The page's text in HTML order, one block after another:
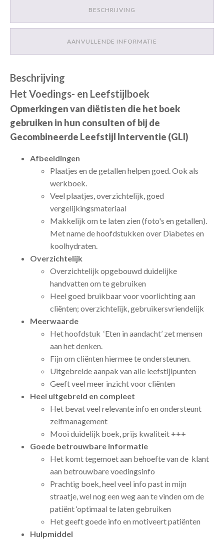
BESCHRIJVING
AANVULLENDE INFORMATIE
Beschrijving
Het Voedings- en Leefstijlboek
Opmerkingen van diëtisten die het boek
gebruiken in hun consulten of bij de
Gecombineerde Leefstijl Interventie (GLI)
Afbeeldingen
Plaatjes en de getallen helpen goed. Ook als
werkboek.
Veel plaatjes, overzichtelijk, goed
vergelijkingsmateriaal
Makkelijk om te laten zien (foto's en getallen).
Met name de hoofdstukken over Diabetes en
koolhydraten.
Overzichtelijk
Overzichtelijk opgebouwd duidelijke
handvatten om te gebruiken
Heel goed bruikbaar voor voorlichting aan
cliënten; overzichtelijk, gebruikersvriendelijk
Meerwaarde
Het hoofdstuk ‘Eten in aandacht’ zet mensen
aan het denken.
Fijn om cliënten hiermee te ondersteunen.
Uitgebreide aanpak van alle leefstijlpunten
Geeft veel meer inzicht voor cliënten
Heel uitgebreid en compleet
Het bevat veel relevante info en ondersteunt
zelfmanagement
Mooi duidelijk boek, prijs kwaliteit +++
Goede betrouwbare informatie
Het komt tegemoet aan behoefte van de klant
aan betrouwbare voedingsinfo
Prachtig boek, heel veel info past in mijn
straatje, wel nog een weg aan te vinden om de
patiënt ‘optimaal te laten gebruiken
Het geeft goede info en motiveert patiënten
Hulpmiddel